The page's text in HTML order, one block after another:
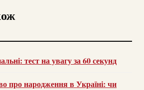
тест на увагу за 60 секунд
про народження в Україні: чи